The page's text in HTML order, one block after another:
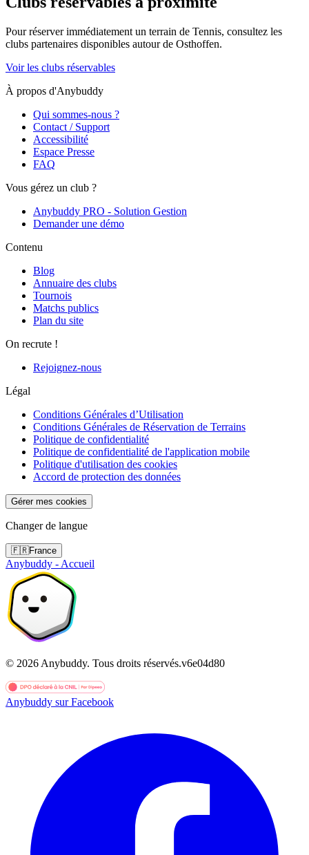
Pour réserver immédiatement un terrain de Tennis, consultez les
clubs partenaires disponibles autour de Osthoffen.
Voir les clubs réservables
À propos d'Anybuddy
Qui sommes-nous ?
Contact / Support
Accessibilité
Espace Presse
FAQ
Vous gérez un club ?
Anybuddy PRO - Solution Gestion
Demander une démo
Contenu
Blog
Annuaire des clubs
Tournois
Matchs publics
Plan du site
On recrute !
Rejoignez-nous
Légal
Conditions Générales d’Utilisation
Conditions Générales de Réservation de Terrains
Politique de confidentialité
Politique de confidentialité de l'application mobile
Politique d'utilisation des cookies
Accord de protection des données
Gérer mes cookies
Changer de langue
🇫🇷France
Anybuddy - Accueil
© 2026 Anybuddy. Tous droits réservés.v6e04d80
Anybuddy sur Facebook